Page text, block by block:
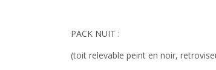
PACK NUIT :
(toit relevable peint en noir,